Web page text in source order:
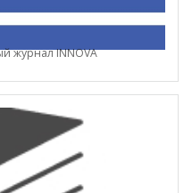
журнал INNOVA